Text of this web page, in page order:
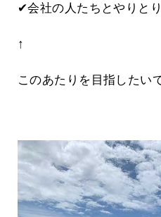
✔会社の人たちとやりと
↑
このあたりを目指したい